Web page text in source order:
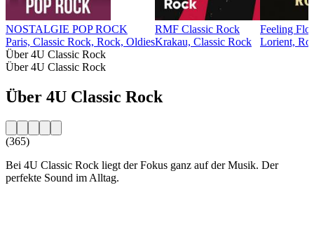
NOSTALGIE POP ROCK
Paris, Classic Rock, Rock, Oldies
RMF Classic Rock
Krakau, Classic Rock
Feeling
Lorient,
Über 4U Classic Rock
Über 4U Classic Rock
Über 4U Classic Rock
(365)
Bei 4U Classic Rock liegt der Fokus ganz auf der Musik. Der
perfekte Sound im Alltag.